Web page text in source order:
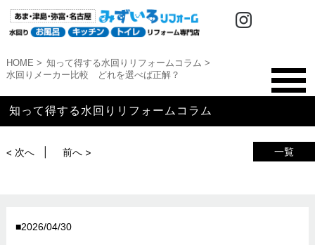
HOME
知って得する水回りリフォームコラム
水回りメーカー比較 どれを選べば正解？
知って得する水回りリフォームコラム
一覧
< 次へ 前へ >
2026/04/30